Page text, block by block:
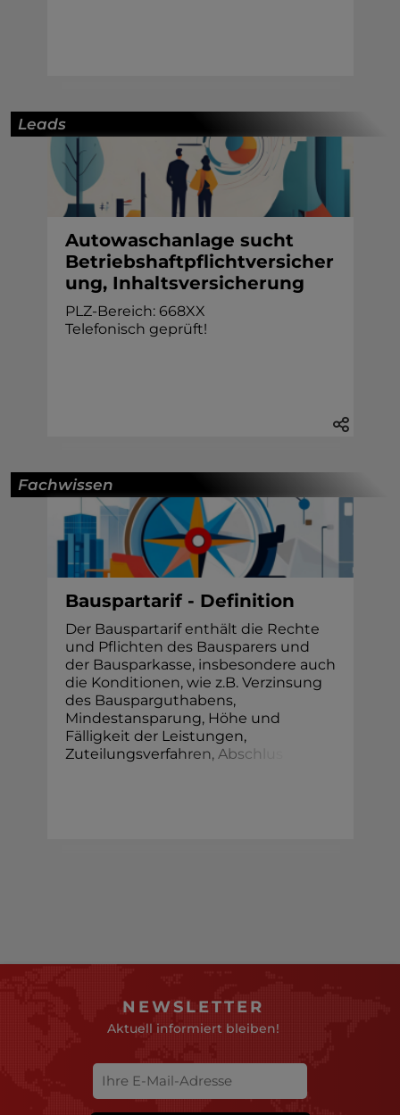
Leads
Autowaschanlage sucht
Betriebshaftpflichtversicher
ung, Inhaltsversicherung
PLZ-Bereich: 668XX
Telefonisch geprüft!
Fachwissen
Bauspartarif - Definition
Der Bauspartarif enthält die Rechte
und Pflichten des Bausparers und
der Bausparkasse, insbesondere auch
die Konditionen, wie z.B. Verzinsung
des Bausparguthabens,
Mindestansparung, Höhe und
Fälligkeit der Leistungen,
Zuteilungsverfahren, Absch
NEWSLETTER
Aktuell informiert bleiben!